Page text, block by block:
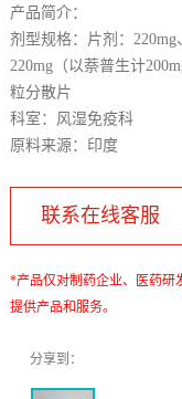
产品简介：
剂型规格：片剂：220mg
220mg（以萘普生计
粒分散片
科室：风湿免疫科
原料来源：印度
联系在线客服
*产品仅对制药企业、医药研
提供产品和服务。